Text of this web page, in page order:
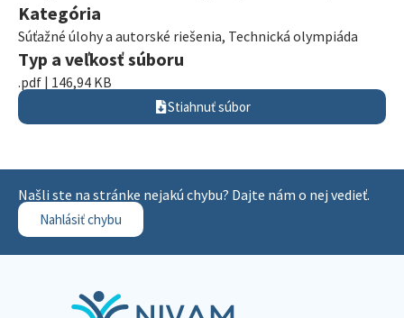
Kategória
Súťažné úlohy a autorské riešenia, Technická olympiáda
Typ a veľkosť súboru
.pdf | 146,94 KB
Stiahnuť súbor
Našli ste na stránke nejakú chybu? Dajte nám o nej vedieť.
Nahlásiť chybu